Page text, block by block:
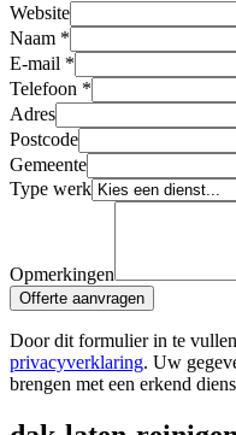
Website
Naam *
E-mail *
Telefoon *
Adres
Postcode
Gemeente
Type werk
Opmerkingen
Offerte aanvragen
Door dit formulier in te
privacyverklaring. Uw
brengen met een erkend